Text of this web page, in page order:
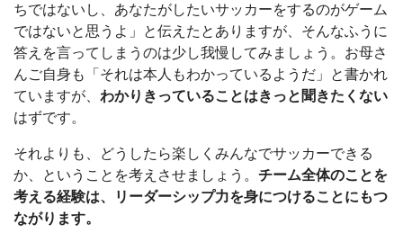
ちではないし、あなたがしたいサッカーをするのがゲーム
ではないと思うよ」と伝えたとありますが、そんなふうに
答えを言ってしまうのは少し我慢してみましょう。お母さ
んご自身も「それは本人もわかっているようだ」と書かれ
ていますが、 わかりきっていることはきっと聞きたくない
はずです。
それよりも、どうしたら楽しくみんなでサッカーできる
か、ということを考えさせましょう。 チーム全体のことを
考える経験は、リーダーシップ力を身につけることにもつ
ながります。